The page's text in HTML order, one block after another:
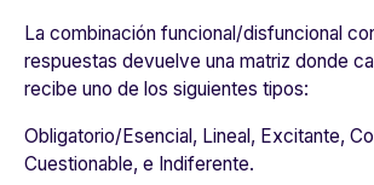
La combinación funcional/disfuncional
respuestas devuelve una matriz donde
recibe uno de los siguientes tipos:
Obligatorio/Esencial, Lineal, Excitante,
Cuestionable, e Indiferente.